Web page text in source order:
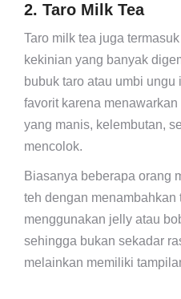
2. Taro Milk Tea
Taro milk tea juga
kekinian yang banyak
bubuk taro atau umbi
favorit karena
yang manis, kelembutan,
mencolok.
Biasanya beberapa orang
teh dengan menambahkan
menggunakan jelly atau
sehingga bukan sekadar
melainkan memiliki